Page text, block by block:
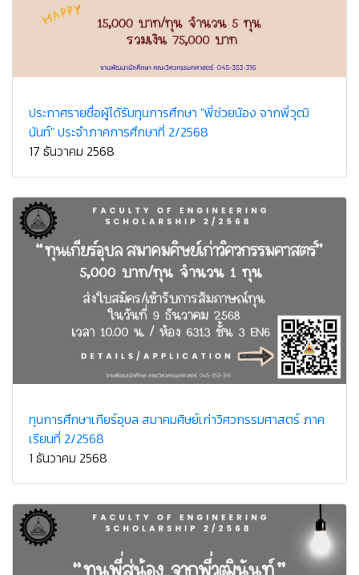
ประกาศรายชื่อผู้ได้รับทุนการศึกษา "พี่ช่วยน้อง จากพี่วุฒิ
นันท์" ประจำภาคการศึกษาที่ 2/2568
17 ธันวาคม 2568
ทุนการศึกษาเกียร์อุบล สมาคมศิษย์เก่าวิศวกรรมศาสตร์ ภาค
เรียนที่ 2/2568
1 ธันวาคม 2568